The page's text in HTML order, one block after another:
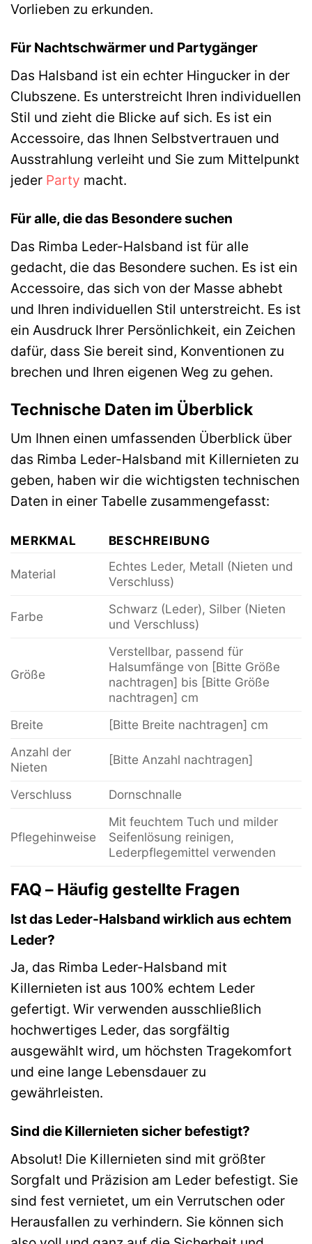
Vorlieben zu erkunden.
Für Nachtschwärmer und Partygänger
Das Halsband ist ein echter Hingucker in der
Clubszene. Es unterstreicht Ihren individuellen
Stil und zieht die Blicke auf sich. Es ist ein
Accessoire, das Ihnen Selbstvertrauen und
Ausstrahlung verleiht und Sie zum Mittelpunkt
jeder Party macht.
Für alle, die das Besondere suchen
Das Rimba Leder-Halsband ist für alle
gedacht, die das Besondere suchen. Es ist ein
Accessoire, das sich von der Masse abhebt
und Ihren individuellen Stil unterstreicht. Es ist
ein Ausdruck Ihrer Persönlichkeit, ein Zeichen
dafür, dass Sie bereit sind, Konventionen zu
brechen und Ihren eigenen Weg zu gehen.
Technische Daten im Überblick
Um Ihnen einen umfassenden Überblick über
das Rimba Leder-Halsband mit Killernieten zu
geben, haben wir die wichtigsten technischen
Daten in einer Tabelle zusammengefasst:
MERKMAL BESCHREIBUNG
Material
Echtes Leder, Metall (Nieten und
Verschluss)
Farbe
Schwarz (Leder), Silber (Nieten
und Verschluss)
Größe
Verstellbar, passend für
Halsumfänge von [Bitte Größe
nachtragen] bis [Bitte Größe
nachtragen] cm
Breite
[Bitte Breite nachtragen] cm
Anzahl der
Nieten
[Bitte Anzahl nachtragen]
Verschluss Dornschnalle
Pflegehinweise
Mit feuchtem Tuch und milder
Seifenlösung reinigen,
Lederpflegemittel verwenden
FAQ – Häufig gestellte Fragen
Ist das Leder-Halsband wirklich aus echtem
Leder?
Ja, das Rimba Leder-Halsband mit
Killernieten ist aus 100% echtem Leder
gefertigt. Wir verwenden ausschließlich
hochwertiges Leder, das sorgfältig
ausgewählt wird, um höchsten Tragekomfort
und eine lange Lebensdauer zu
gewährleisten.
Sind die Killernieten sicher befestigt?
Absolut! Die Killernieten sind mit größter
Sorgfalt und Präzision am Leder befestigt. Sie
sind fest vernietet, um ein Verrutschen oder
Herausfallen zu verhindern. Sie können sich